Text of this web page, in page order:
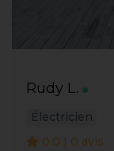
Rudy L.
Électricien
0.0 | 0 avis